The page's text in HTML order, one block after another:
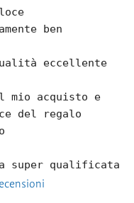
ben
eccellente
mio acquisto e
del regalo
super qualificata